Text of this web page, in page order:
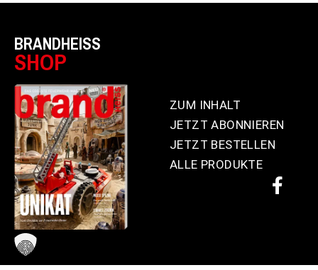
BRANDHEISS
SHOP
ZUM INHALT
JETZT ABONNIEREN
JETZT BESTELLEN
ALLE PRODUKTE